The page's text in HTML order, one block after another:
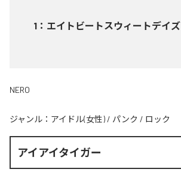
1 ： エイトビートスウィートデイズ
NERO
ジャンル： アイドル(女性) / パンク / ロック
アイアイタイガー